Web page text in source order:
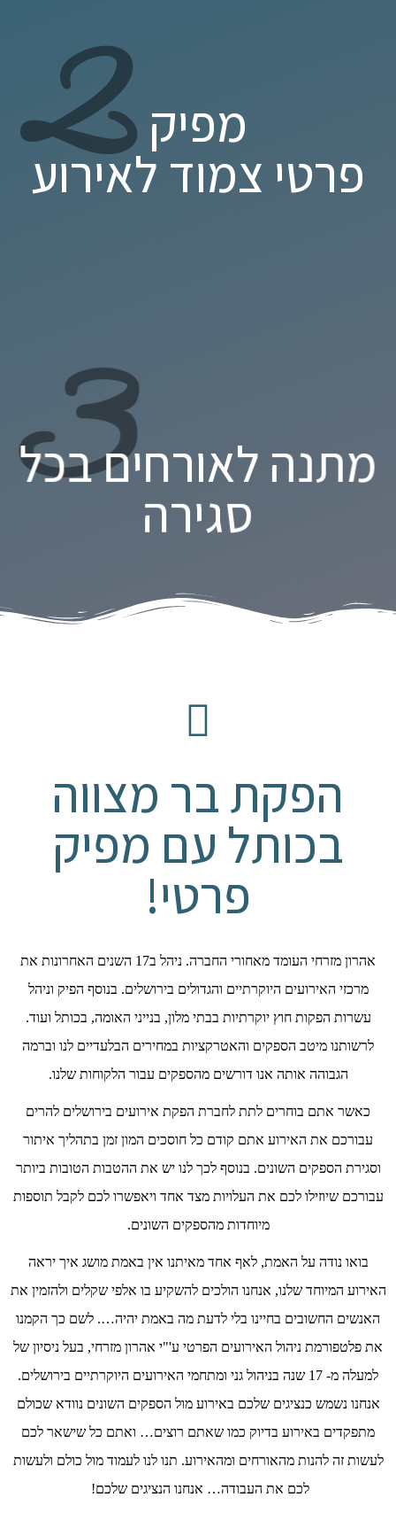
2 מפיק
פרטי צמוד לאירוע
3
מתנה לאורחים בכל
סגירה
הפקת בר מצווה
בכותל עם מפיק
פרטי!
אהרון מזרחי העומד מאחורי החברה. ניהל ב17 השנים האחרונות את
מרכזי האירועים היוקרתיים והגדולים בירושלים. בנוסף הפיק וניהל
עשרות הפקות חוץ יוקרתיות בבתי מלון, בנייני האומה, בכותל ועוד.
לרשותנו מיטב הספקים והאטרקציות במחירים הבלעדיים לנו וברמה
הגבוהה אותה אנו דורשים מהספקים עבור הלקוחות שלנו.
כאשר אתם בוחרים לתת לחברת הפקת אירועים בירושלים להרים
עבורכם את האירוע אתם קודם כל חוסכים המון זמן בתהליך איתור
וסגירת הספקים השונים. בנוסף לכך לנו יש את ההטבות הטובות ביותר
עבורכם שיוזילו לכם את העלויות מצד אחד ויאפשרו לכם לקבל תוספות
מיוחדות מהספקים השונים.
בואו נודה על האמת, לאף אחד מאיתנו אין באמת מושג איך יראה
האירוע המיוחד שלנו, אנחנו הולכים להשקיע בו אלפי שקלים ולהזמין את
האנשים החשובים בחיינו בלי לדעת מה באמת יהיה…. לשם כך הקמנו
את פלטפורמת ניהול האירועים הפרטי ע'"י אהרון מזרחי, בעל ניסיון של
למעלה מ- 17 שנה בניהול גני ומתחמי האירועים היוקרתיים בירושלים.
אנחנו נשמש כנציגים שלכם באירוע מול הספקים השונים נוודא שכולם
מתפקדים באירוע בדיוק כמו שאתם רוצים… ואתם כל שישאר לכם
לעשות זה להנות מהאורחים ומהאירוע. תנו לנו לעמוד מול כולם ולעשות
לכם את העבודה… אנחנו הנציגים שלכם!